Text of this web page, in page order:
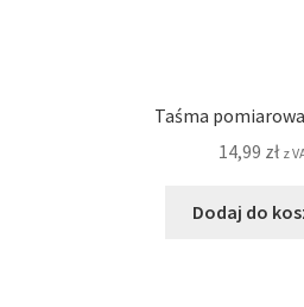
Taśma
14,99 zł z
Dodaj do